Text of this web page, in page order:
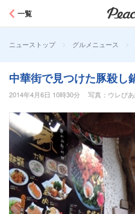
一覧
ニューストップ > グルメニュース >
中華街で見つけた豚殺し
2014年4月6日 10時30分
写真：ウレぴ